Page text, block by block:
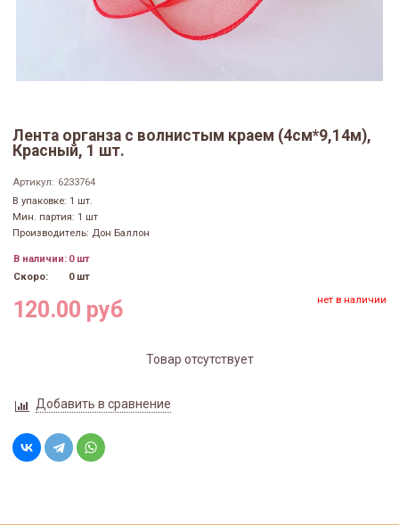
Лента органза с волнистым краем (4см*9,14м),
Красный, 1 шт.
Артикул: 6233764
В упаковке: 1 шт.
Мин. партия: 1 шт
Производитель: Дон Баллон
В наличии: 0 шт
Скоро:
0 шт
120.00 руб нет в наличии
Товар отсутствует
Добавить в сравнение